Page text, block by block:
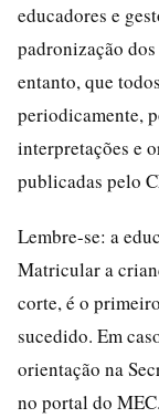
educadores e
padronização
entanto, que
periodicamente,
interpretações e
publicadas pelo
Lembre-se: a
Matricular a
corte, é o
sucedido. Em
orientação na
no portal do MEC.